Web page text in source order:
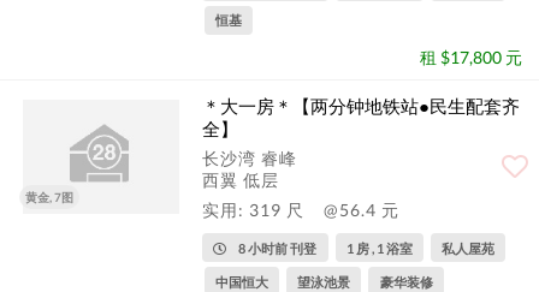
恒基
租 $17,800 元
黄金, 7图
＊大一房＊【两分钟地铁站●民生配套齐
全】
长沙湾 睿峰
西翼 低层
实用: 319 尺
@56.4 元
8 小时前 刊登 1 房 , 1 浴室 私人屋苑
中国恒大 望泳池景 豪华装修